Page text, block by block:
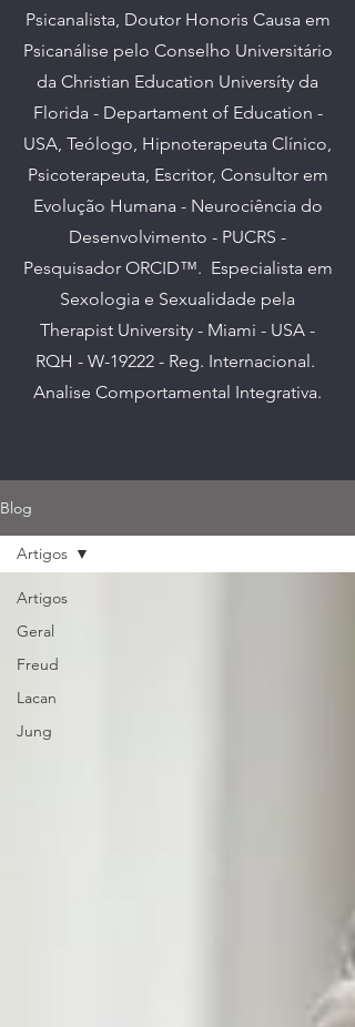
Psicanalista, Doutor Honoris Causa em
Psicanálise pelo Conselho Universitário
da Christian Education Universíty da
Florida - Departament of Education -
USA, Teólogo, Hipnoterapeuta Clínico,
Psicoterapeuta, Escritor, Consultor em
Evolução Humana - Neurociência do
Desenvolvimento - PUCRS -
Pesquisador ORCID™. Especialista em
Sexologia e Sexualidade pela
Therapist University - Miami - USA -
RQH - W-19222 - Reg. Internacional.
Analise Comportamental Integrativa.
Blog
Artigos
Geral
Freud
Lacan
Jung
Artigos